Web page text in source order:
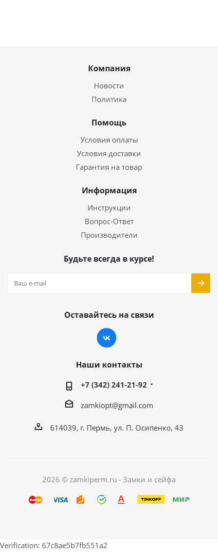
Компания
Новости
Политика
Помощь
Условия оплаты
Условия доставки
Гарантия на товар
Информация
Инструкции
Вопрос-Ответ
Производители
Будьте всегда в курсе!
Оставайтесь на связи
Наши контакты
+7 (342) 241-21-92
zamkiopt@gmail.com
614039, г. Пермь, ул. П. Осипенко, 43
2026 © zamkiperm.ru - Замки и сейфа
Verification: 67c8ae5b7fb551a2